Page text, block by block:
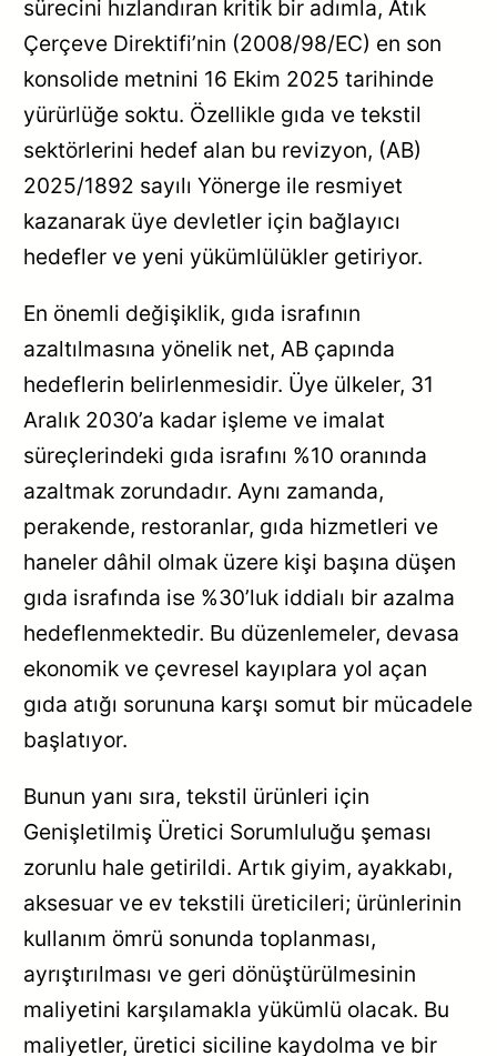
sürecini hızlandıran kritik bir adımla, Atık
Çerçeve Direktifi’nin (2008/98/EC) en son
konsolide metnini 16 Ekim 2025 tarihinde
yürürlüğe soktu. Özellikle gıda ve tekstil
sektörlerini hedef alan bu revizyon, (AB)
2025/1892 sayılı Yönerge ile resmiyet
kazanarak üye devletler için bağlayıcı
hedefler ve yeni yükümlülükler getiriyor.
En önemli değişiklik, gıda israfının
azaltılmasına yönelik net, AB çapında
hedeflerin belirlenmesidir. Üye ülkeler, 31
Aralık 2030’a kadar işleme ve imalat
süreçlerindeki gıda israfını %10 oranında
azaltmak zorundadır. Aynı zamanda,
perakende, restoranlar, gıda hizmetleri ve
haneler dâhil olmak üzere kişi başına düşen
gıda israfında ise %30’luk iddialı bir azalma
hedeflenmektedir. Bu düzenlemeler, devasa
ekonomik ve çevresel kayıplara yol açan
gıda atığı sorununa karşı somut bir mücadele
başlatıyor.
Bunun yanı sıra, tekstil ürünleri için
Genişletilmiş Üretici Sorumluluğu şeması
zorunlu hale getirildi. Artık giyim, ayakkabı,
aksesuar ve ev tekstili üreticileri; ürünlerinin
kullanım ömrü sonunda toplanması,
ayrıştırılması ve geri dönüştürülmesinin
maliyetini karşılamakla yükümlü olacak. Bu
maliyetler, üretici siciline kaydolma ve bir